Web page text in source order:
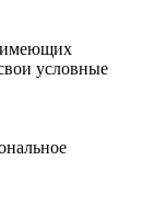
имеющих
условные